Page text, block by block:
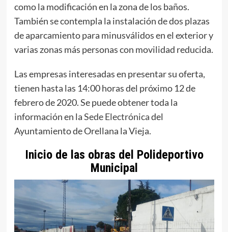
como la modificación en la zona de los baños.
También se contempla la instalación de dos plazas
de aparcamiento para minusválidos en el exterior y
varias zonas más personas con movilidad reducida.
Las empresas interesadas en presentar su oferta,
tienen hasta las 14:00 horas del próximo 12 de
febrero de 2020. Se puede obtener toda la
información en laSede Electrónicadel
Ayuntamiento de Orellana la Vieja.
Inicio de las obras del Polideportivo
Municipal